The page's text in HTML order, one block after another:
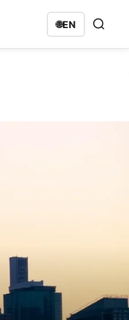
🌐EN